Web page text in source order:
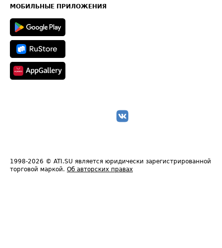
Техническая информация
МОБИЛЬНЫЕ ПРИЛОЖЕНИЯ
1998-2026 © ATI.SU является юридически зарегистрированной
торговой маркой. Об авторских правах